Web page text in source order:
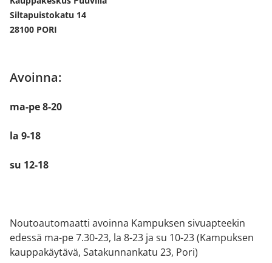
Siltapuistokatu 14
28100 PORI
Avoinna:
ma-pe 8-20
la 9-18
su 12-18
Noutoautomaatti avoinna Kampuksen sivuapteekin
edessä ma-pe 7.30-23, la 8-23 ja su 10-23 (Kampuksen
kauppakäytävä, Satakunnankatu 23, Pori)